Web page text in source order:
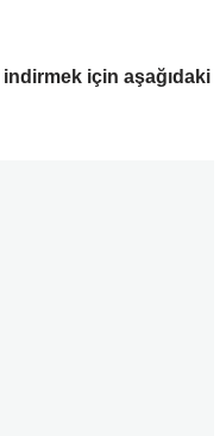
indirmek için aşağıdaki